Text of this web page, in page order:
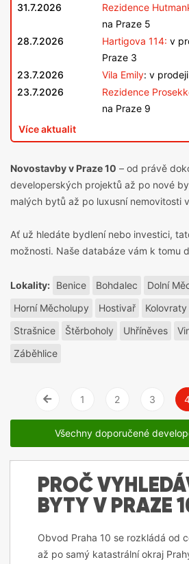
31.7.2026 Rezidence
na Praze 5
28.7.2026
Hartigova 114: v
Praze 3
23.7.2026
Vila Emily: v
23.7.2026
Rezidence
na Praze 9
Více aktualit
Novostavby v Praze 10 – od právě
developerských projektů až po nové
malých bytů až po luxusní nemovitosti
Ať už hledáte bydlení nebo investici,
možnosti. Naše databáze vám k tomu
Lokality: Benice Bohdalec Dolní
Horní Měcholupy
Hostivař Kolovraty
Strašnice
Štěrboholy Uhříněves
Záběhlice
Vlevo
1 2 3
Všechny doporučené
PROČ
BYTY V PRAZE
Obvod Praha 10 se rozkládá od
až po samý katastrální okraj